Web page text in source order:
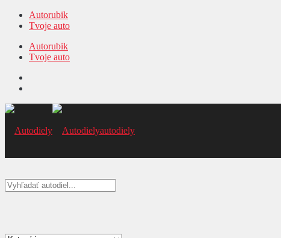
Autorubik
Tvoje auto
Autorubik
Tvoje auto
autodiely